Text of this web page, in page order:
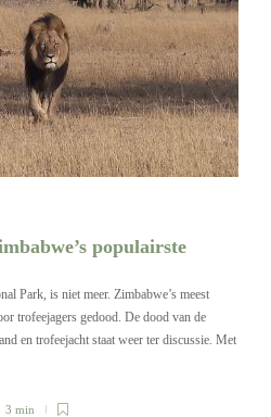
populairste
Park, is niet meer. Zimbabwe’s meest
trofeejagers gedood. De dood van de
en trofeejacht staat weer ter discussie. Met
3 min